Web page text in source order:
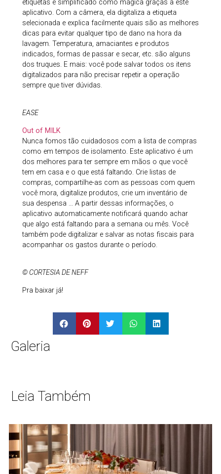
etiquetas é simplificado como mágica graças a este
aplicativo. Com a câmera, ela digitaliza a etiqueta
selecionada e explica facilmente quais são as melhores
dicas para evitar qualquer tipo de dano na hora da
lavagem. Temperatura, amaciantes e produtos
indicados, formas de passar e secar, etc. são alguns
dos truques. E mais: você pode salvar todos os itens
digitalizados para não precisar repetir a operação
sempre que tiver dúvidas.
EASE
Out of MILK
Nunca fomos tão cuidadosos com a lista de compras
como em tempos de isolamento. Este aplicativo é um
dos melhores para ter sempre em mãos o que você
tem em casa e o que está faltando. Crie listas de
compras, compartilhe-as com as pessoas com quem
você mora, digitalize produtos, crie um inventário de
sua despensa … A partir dessas informações, o
aplicativo automaticamente notificará quando achar
que algo está faltando para a semana ou mês. Você
também pode digitalizar e salvar as notas fiscais para
acompanhar os gastos durante o período.
© CORTESIA DE NEFF
Pra baixar já!
Galeria
Leia Também